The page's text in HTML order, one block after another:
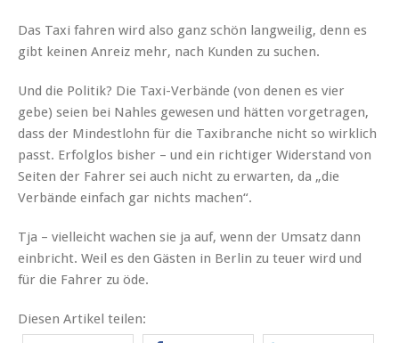
Das Taxi fahren wird also ganz schön langweilig, denn es
gibt keinen Anreiz mehr, nach Kunden zu suchen.
Und die Politik? Die Taxi-Verbände (von denen es vier
gebe) seien bei Nahles gewesen und hätten vorgetragen,
dass der Mindestlohn für die Taxibranche nicht so wirklich
passt. Erfolglos bisher – und ein richtiger Widerstand von
Seiten der Fahrer sei auch nicht zu erwarten, da „die
Verbände einfach gar nichts machen“.
Tja – vielleicht wachen sie ja auf, wenn der Umsatz dann
einbricht. Weil es den Gästen in Berlin zu teuer wird und
für die Fahrer zu öde.
Diesen Artikel teilen: